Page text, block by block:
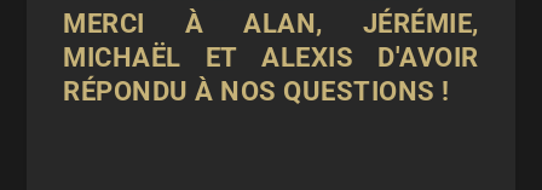
MERCI À ALAN, JÉRÉMIE,
MICHAËL ET ALEXIS D'AVOIR
RÉPONDU À NOS QUESTIONS !